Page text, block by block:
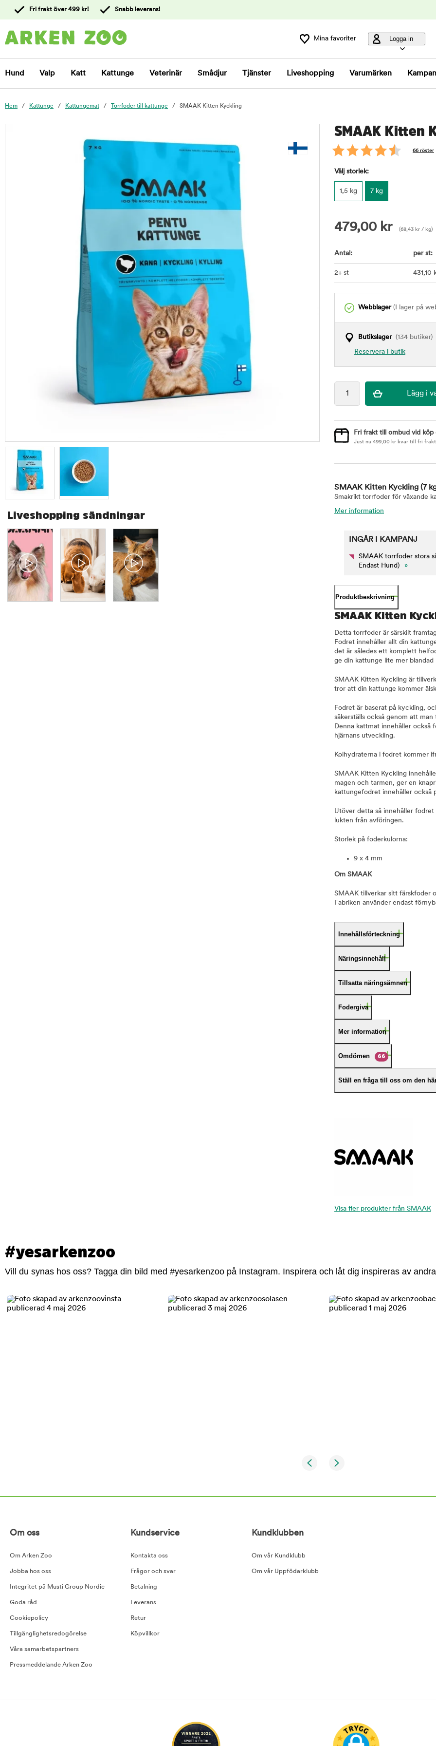
kundtjänst
Fri frakt över 499 kr! Snabb leverans!
Mina favoriter Logga in
Hund Valp Katt Kattunge Veterinär Smådjur Tjänster Liveshopping Varumärken
Hem Kattunge Kattungemat Torrfoder till kattunge SMAAK Kitten Kyckling
SMAAK Kitten
66 röster
Liveshopping sändningar
Välj storlek:
1,5 kg 7 kg
479,00 kr (68,43 kr / kg)
Antal: per st:
2+ st 431,10
Webblager(I lager på
Butikslager(134 butiker)
Reservera i butik
Fri frakt till ombud vid köp
Just nu 499,00 kr kvar till fri
SMAAK Kitten Kyckling (7
Smakrikt torrfoder för växande
Mer information
INGÅR I KAMPANJ
SMAAK torrfoder stora
Endast Hund)
»
Produktbeskrivning
SMAAK Kitten
Detta torrfoder är särskilt
Fodret innehåller allt din
det är således ett komplett
ge din kattunge lite mer blandad
SMAAK Kitten Kyckling är
tror att din kattunge kommer
Fodret är baserat på kyckling,
säkerställs också genom att
Denna kattmat innehåller också
hjärnans utveckling.
Kolhydraterna i fodret kommer
SMAAK Kitten Kyckling
magen och tarmen, ger en
kattungefodret innehåller också
Utöver detta så innehåller
lukten från avföringen.
Storlek på foderkulorna:
9 x 4 mm
Om SMAAK
SMAAK tillverkar sitt färskfoder
Fabriken använder endast
Innehållsförteckning
Näringsinnehåll
Tillsatta näringsämnen
Fodergiva
Mer information
Omdömen 66
Ställ en fråga till oss om den
Visa fler produkter från SMAAK
#yesarkenzoo
Vill du synas hos oss? Tagga din bild med #yesarkenzoo på Instagram. Inspirera och låt dig inspireras av
Om oss
Om Arken Zoo
Jobba hos oss
Integritet på Musti Group Nordic
Goda råd
Cookiepolicy
Tillgänglighetsredogörelse
Våra samarbetspartners
Pressmeddelande Arken Zoo
Kundservice
Kontakta oss
Frågor och svar
Betalning
Leverans
Retur
Köpvillkor
Kundklubben
Om vår Kundklubb
Om vår Uppfödarklubb